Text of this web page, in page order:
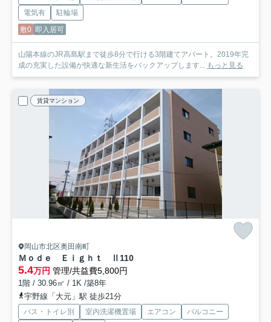
電気有
駐輪場
敷0 即入居可
山陽本線のJR高島駅まで徒歩8分で行ける3階建てアパート。2019年完
成の充実した設備が快適な新生活をバックアップします...
もっと見る
賃貸マンション
岡山市北区奥田南町
Ｍｏｄｅ Ｅｉｇｈｔ Ⅱ 110
5.4万円 管理/共益費5,800円
1階 / 30.96㎡ / 1K /築8年
宇野線「大元」駅 徒歩21分
バス・トイレ別 室内洗濯機置場 エアコン
バルコニー